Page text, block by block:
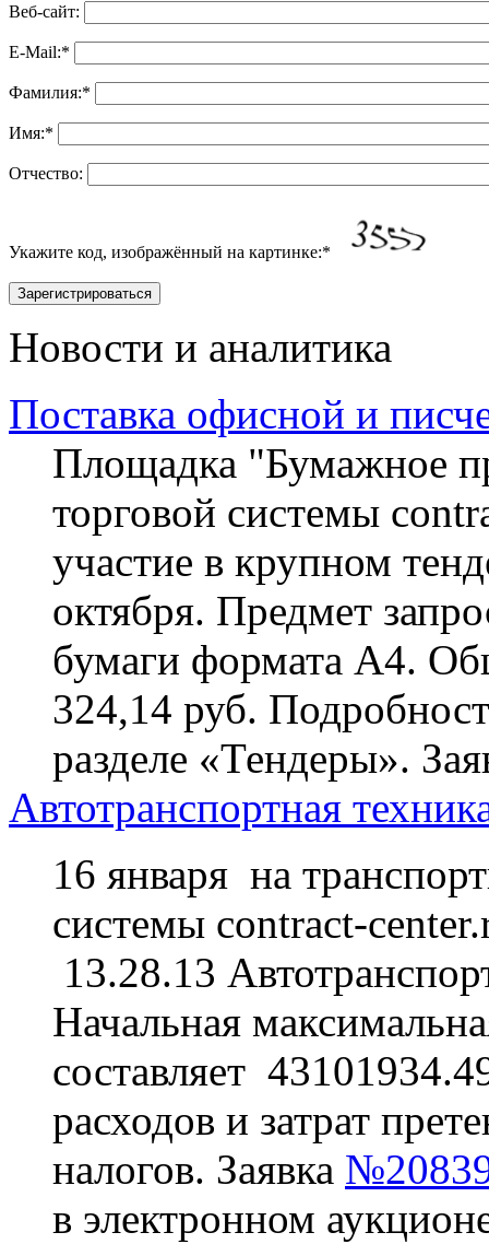
Веб-сайт:
E-Mail:*
Фамилия:*
Имя:*
Отчество:
Укажите код, изображённый на картинке:*
Новости и аналитика
Поставка офисной и
Площадка "Бумажное
торговой системы
участие в крупном
октября. Предмет
бумаги формата А4.
324,14 руб.
разделе «Тендеры».
Автотранспортная
16 января на
системы contract-
13.28.13
Начальная
составляет
расходов и затрат
налогов. Заявка
в электронном